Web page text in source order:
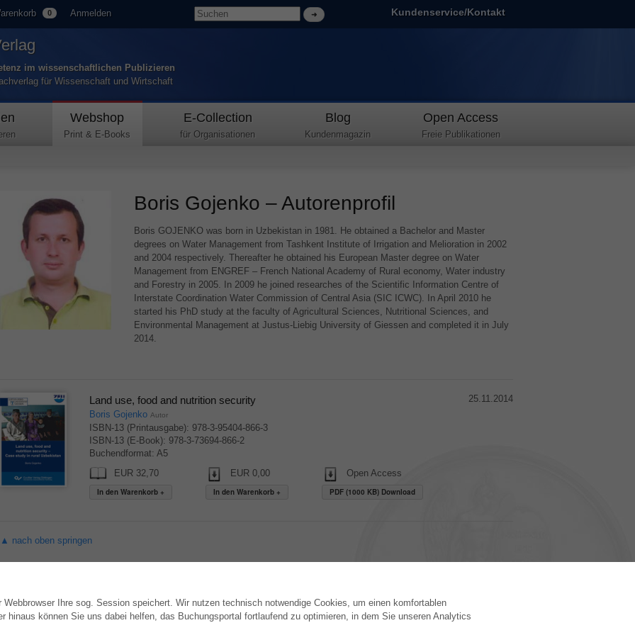
Ihre sog. Session speichert. Wir nutzen technisch notwendige Cookies, um einen komfortablen
hinaus können Sie uns dabei helfen, das Buchungsportal fortlaufend zu optimieren, in dem Sie unseren Analytics
0 Anmelden Kundenservice/Kontakt
im wissenschaftlichen Publizieren
für Wissenschaft und Wirtschaft
Webshop
Print & E-Books
E-Collection
für Organisationen
Blog
Kundenmagazin
Open Access
Freie Publikationen
Boris Gojenko – Autorenprofil
Boris GOJENKOwas born in Uzbekistan in 1981. He obtained a Bachelor and Master
degrees on Water Management from Tashkent Institute of Irrigation and Melioration in 2002
and 2004 respectively. Thereafter he obtained his European Master degree on Water
Management from ENGREF– French National Academy of Rural economy, Water industry
and Forestry in 2005. In 2009 he joined researches of the Scientific Information Centre of
Interstate Coordination Water Commission of Central Asia (SIC ICWC). In April 2010 he
started his PhD study at the faculty of Agricultural Sciences, Nutritional Sciences, and
Environmental Management at Justus-Liebig University of Giessen and completed it in July
2014.
Land use, food and nutrition security
Boris Gojenko Autor
ISBN-13 (Printausgabe): 978-3-95404-866-3
ISBN-13 (E-Book): 978-3-73694-866-2
Buchendformat: A5
EUR 32,70
EUR 0,00 Open Access
PDF (1000 KB) Download
25.11.2014
▲ nach oben springen
WEBSHOP AUTOR WERDEN VERLAG